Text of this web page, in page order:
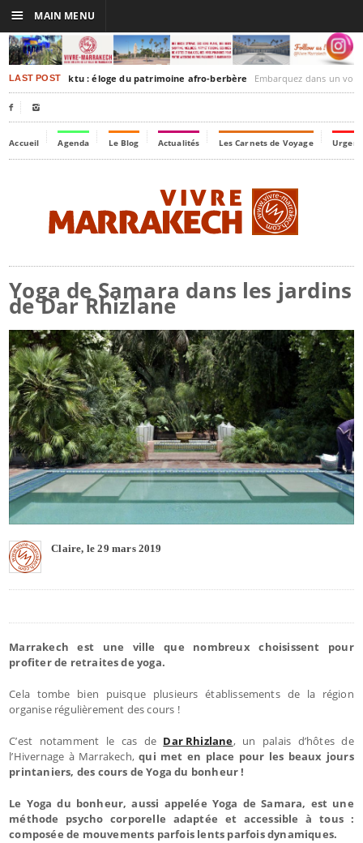
LAST POSTTimbuktu : éloge du patrimoine afro-berbère Embarquez dans un voyage culturel dans le
 
Accueil Agenda Le Blog Actualités Les Carnets de Voyage
Yoga de Samara dans les jardins
de Dar Rhizlane
Claire, le 29 mars 2019
Marrakech est une ville que nombreux choisissent pour
profiter de retraites de yoga.
Cela tombe bien puisque plusieurs établissements de la région
organise régulièrement des cours !
C’est notamment le cas de Dar Rhizlane, un palais d’hôtes de
l’Hivernage à Marrakech,qui met en place pour les beaux jours
printaniers, des cours de Yoga du bonheur !
Le Yoga du bonheur, aussi appelée Yoga de Samara, est une
méthode psycho corporelle adaptée et accessible à tous :
composée de mouvements parfois lents parfois dynamiques.
☰ MAIN MENU